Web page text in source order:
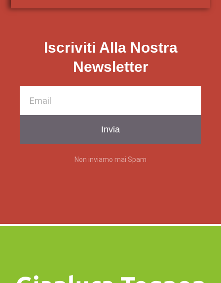
Iscriviti Alla Nostra
Newsletter
Invia
Non inviamo mai Spam